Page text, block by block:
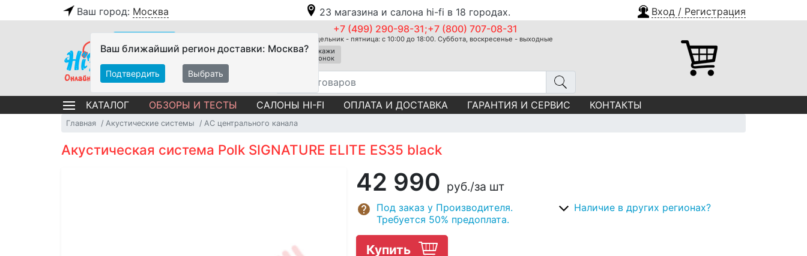
Ваш город: Москва 23 магазина и салона hi-fi в 18 городах. Вход / Регистрация
Ваш ближайший регион доставки: Москва?
Подтвердить Выбрать
+7 (499) 290-98-31;+7 (800) 707-08-31
Понедельник - пятница: с 10:00 до 18:00. Суббота, воскресенье - выходные
Закажи
звонок
КАТАЛОГ ОБЗОРЫ И ТЕСТЫ САЛОНЫ HI-FI ОПЛАТА И ДОСТАВКА ГАРАНТИЯ И СЕРВИС КОНТАКТЫ
Главная Акустические системы АС центрального канала
Акустическая система Polk SIGNATURE ELITE ES35 black
42 990 руб./за шт
Под заказ у Производителя.
Требуется 50% предоплата.
Наличие в других регионах?
Купить